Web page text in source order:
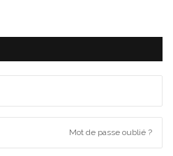
Mot de passe oublié ?